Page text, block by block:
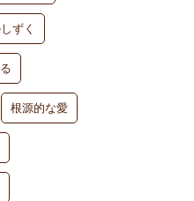
ずく
根源的な愛